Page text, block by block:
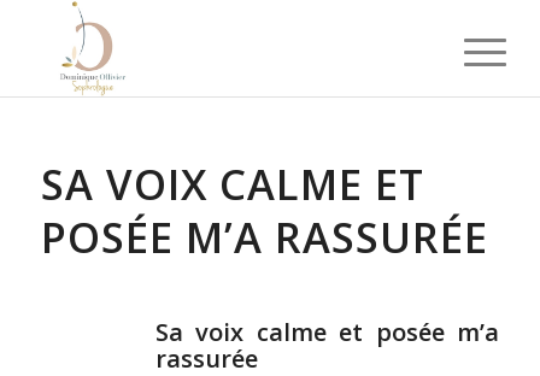
SA VOIX CALME ET
POSÉE M’A RASSURÉE
Sa voix calme et posée m’a
rassurée